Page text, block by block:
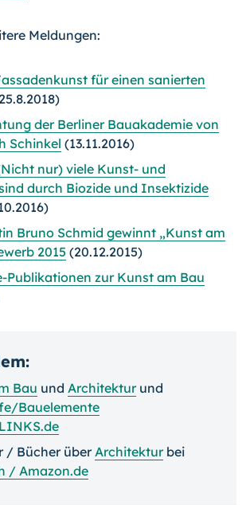
Meldungen:
für einen sanierten
der Berliner Bauakademie von
Schinkel (13.11.2016)
nur) viele Kunst- und
durch Biozide und Insektizide
Bruno Schmid gewinnt „Kunst am
2015 (20.12.2015)
Publikationen zur Kunst am Bau
Bau und Architekturund
Bauelemente
/ Bücher überArchitekturbei
/ Amazon.de